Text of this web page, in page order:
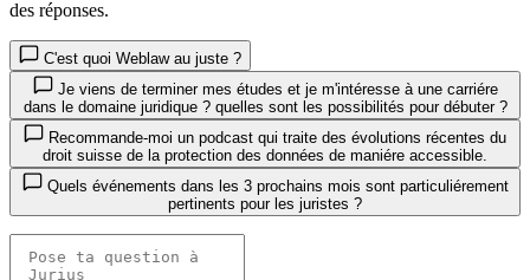
des réponses.
C'est quoi Weblaw au juste ?
Je viens de terminer mes études et je m'intéresse à une carriére
dans le domaine juridique ? quelles sont les possibilités pour débuter ?
droit suisse de la protection des données de maniére accessible.
Quels événements dans les 3 prochains mois sont particuliérement
pertinents pour les juristes ?